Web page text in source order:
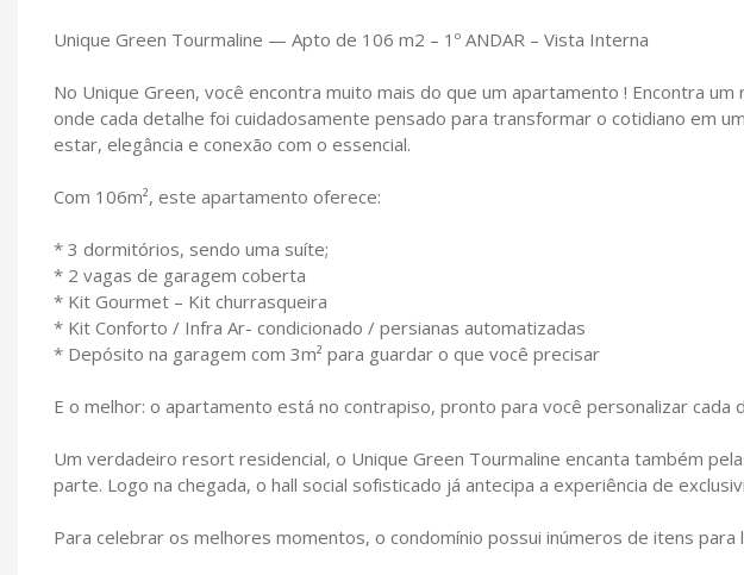
Unique Green Tourmaline — Apto de 106 m2 – 1º ANDAR – Vista Interna
No Unique Green, você encontra muito mais do que um apartamento ! Encontra
onde cada detalhe foi cuidadosamente pensado para transformar o cotidiano em
estar, elegância e conexão com o essencial.
Com 106m², este apartamento oferece:
* 3 dormitórios, sendo uma suíte;
* 2 vagas de garagem coberta
* Kit Gourmet – Kit churrasqueira
* Kit Conforto / Infra Ar- condicionado / persianas automatizadas
* Depósito na garagem com 3m² para guardar o que você precisar
E o melhor: o apartamento está no contrapiso, pronto para você personalizar cada
Um verdadeiro resort residencial, o Unique Green Tourmaline encanta também
parte. Logo na chegada, o hall social sofisticado já antecipa a experiência de
Para celebrar os melhores momentos, o condomínio possui inúmeros de itens para